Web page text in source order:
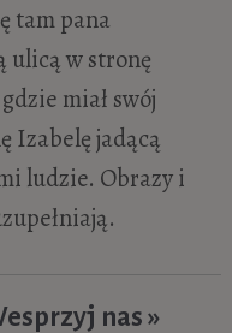
tam pana
ulicą w stronę
miał swój
Izabelę jadącą
ludzie. Obrazy i
nas »